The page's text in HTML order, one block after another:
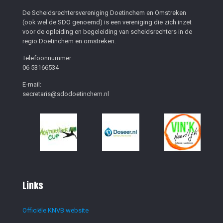
De Scheidsrechtersvereniging Doetinchem en Omstreken
(ook wel de SDO genoemd) is een vereniging die zich inzet
voor de opleiding en begeleiding van scheidsrechters in de
regio Doetinchem en omstreken.
Telefoonnummer:
06 53166534
E-mail:
secretaris@sdodoetinchem.nl
Links
Officiële KNVB website